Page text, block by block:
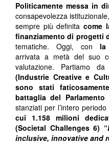
Politicamente messa in
consapevolezza istituzionale,
sempre più definita come
finanziamento di progetti
tematiche. Oggi, con la
arrivata a metà del suo
valutazione. Partiamo da
(Industrie Creative e
sono stati
battaglia del Parlamento
stanziati per l’intero
cui 1.158 milioni
(Societal Challenges 6) “
inclusive, innovative and